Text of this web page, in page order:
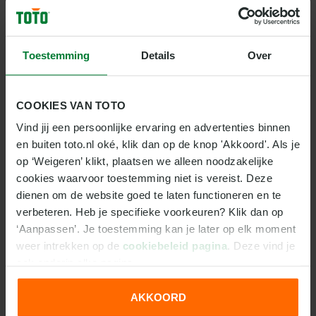
Toestemming Details Over
COOKIES VAN TOTO
Vind jij een persoonlijke ervaring en advertenties binnen
en buiten toto.nl oké, klik dan op de knop 'Akkoord'. Als je
op ‘Weigeren’ klikt, plaatsen we alleen noodzakelijke
cookies waarvoor toestemming niet is vereist. Deze
dienen om de website goed te laten functioneren en te
verbeteren. Heb je specifieke voorkeuren? Klik dan op
‘Aanpassen’. Je toestemming kan je later op elk moment
weer intrekken op de cookiebeleid pagina . Deze vind je
We werken samen met31 derdendie uw gegevens
AKKOORD
één keer gelijk. In één van de vijf voorgaande
wedstrijden hield Telstar de nul. De club scoort
gemiddeld vaker in de tweede helft dan in de eerste
helft.
wedstrijden. Dit is een gemiddelde van 1,44.
maakte tijdens thuiswedstrijden 31 van deze goals
en uit achttien doelpunten.
de spelers schoten in totaal 117 keer op goal. Dit is
gemiddeld 3,44 keer per wedstrijd.
LAATSTE VIJF WEDSTRIJDEN VAN TELSTAR IN DEZE
COMPETITIE:
Telstar